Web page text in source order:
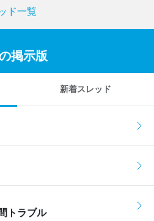
ド一覧
掲示版
新着スレッド
トラブル